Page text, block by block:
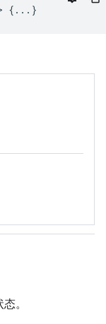
{...}
。